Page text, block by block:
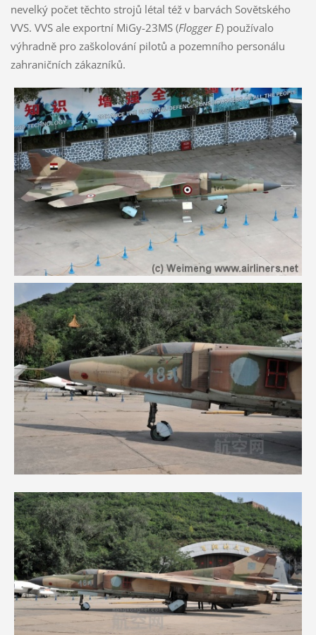
nevelký počet těchto strojů létal též v barvách Sovětského
VVS. VVS ale exportní MiGy-23MS (Flogger E) používalo
výhradně pro zaškolování pilotů a pozemního personálu
zahraničních zákazníků.